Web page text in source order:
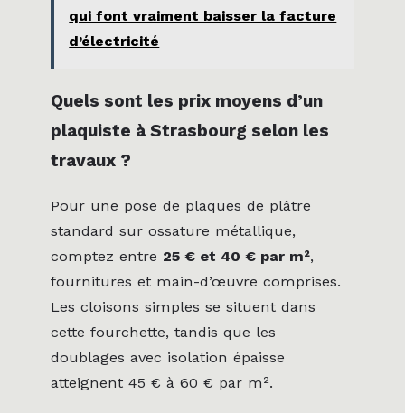
qui font vraiment baisser la facture
d’électricité
Quels sont les prix moyens d’un
plaquiste à Strasbourg selon les
travaux ?
Pour une pose de plaques de plâtre
standard sur ossature métallique,
comptez entre 25 € et 40 € par m²,
fournitures et main-d’œuvre comprises.
Les cloisons simples se situent dans
cette fourchette, tandis que les
doublages avec isolation épaisse
atteignent 45 € à 60 € par m².